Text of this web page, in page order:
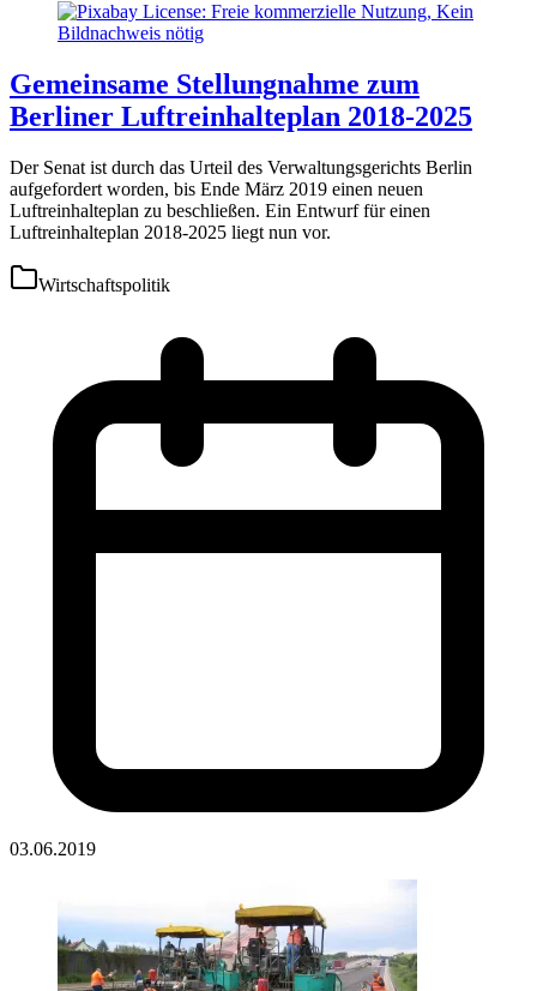
Gemeinsame Stellungnahme zum
Berliner Luftreinhalteplan 2018-2025
Der Senat ist durch das Urteil des Verwaltungsgerichts Berlin
aufgefordert worden, bis Ende März 2019 einen neuen
Luftreinhalteplan zu beschließen. Ein Entwurf für einen
Luftreinhalteplan 2018-2025 liegt nun vor.
Wirtschaftspolitik
03.06.2019